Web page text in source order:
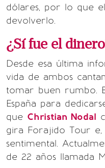
dólares, por lo que
devolverlo.
¿Sí fue el
Desde esa última
vida de ambos
tomar buen rumbo.
España para
que Christian Nodal
gira Forajido Tour e,
sentimental.
de 22 años llamada